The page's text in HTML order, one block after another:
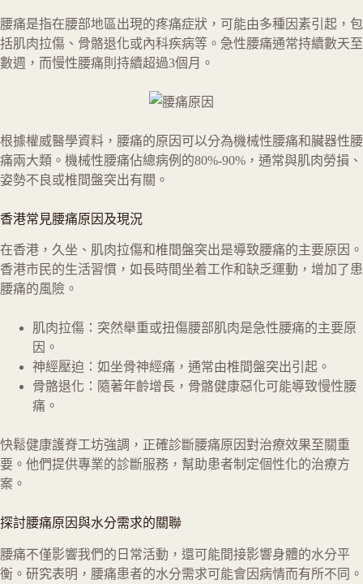
腰痛是指在腰部地區出現的疼痛症狀，可能由多種因素引起，包
括肌肉拉傷、骨骼退化或內科疾病等。急性腰痛通常持續數天至
數週，而慢性腰痛則持續超過3個月。
根據權威醫學資料，腰痛的原因可以分為機械性腰痛和臟器性腰
痛兩大類。機械性腰痛佔總病例的80%-90%，通常與肌肉勞損、
姿勢不良或椎間盤突出有關。
香港常見腰痛原因及現況
在香港，久坐、肌肉拉傷和椎間盤突出是導致腰痛的主要原因。
香港市民的生活習慣，如長時間坐着工作和缺乏運動，增加了患
腰痛的風險。
肌肉拉傷：突然舉重或扭傷腰部肌肉是急性腰痛的主要原
因。
神經壓迫：如坐骨神經痛，通常由椎間盤突出引起。
骨骼退化：隨著年齡增長，骨骼健康惡化可能導致慢性腰
痛。
快鬆健康護脊工坊強調，正確診斷腰痛原因對治療效果至關重
要。他們提供專業的診斷服務，幫助患者制定個性化的治療方
案。
探討腰痛原因與水分需求的關聯
腰痛不僅影響我們的日常活動，還可能間接影響身體的水分平
衡。研究表明，腰痛患者的水分需求可能會因病情而有所不同。